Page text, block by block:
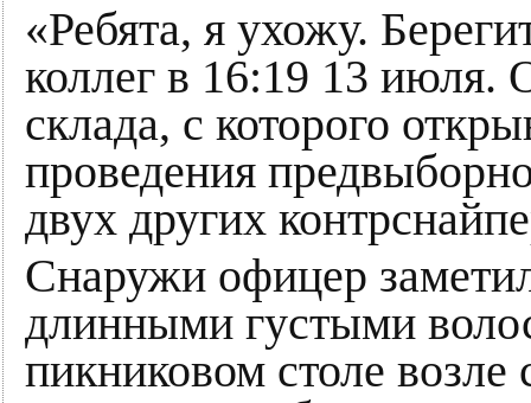
«Ребята, я ухожу.
коллег в 16:19 13 июля.
склада, с которого
проведения
двух других
Снаружи офицер
длинными густыми
пикниковом столе